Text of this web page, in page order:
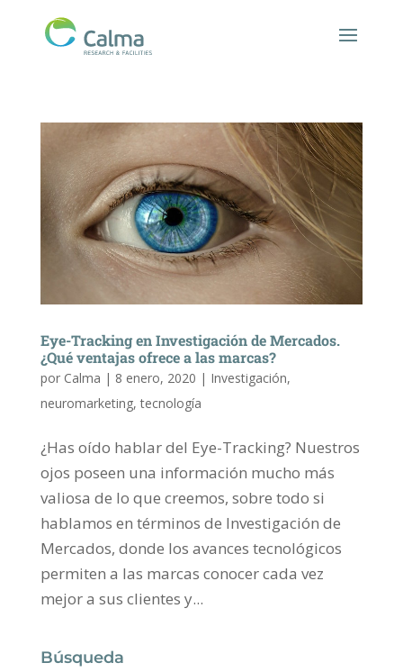
Eye-Tracking en Investigación de Mercados.
¿Qué ventajas ofrece a las marcas?
por Calma | 8 enero, 2020 | Investigación,
neuromarketing,tecnología
¿Has oído hablar del Eye-Tracking? Nuestros
ojos poseen una información mucho más
valiosa de lo que creemos, sobre todo si
hablamos en términos de Investigación de
Mercados, donde los avances tecnológicos
permiten a las marcas conocer cada vez
mejor a sus clientes y...
Búsqueda